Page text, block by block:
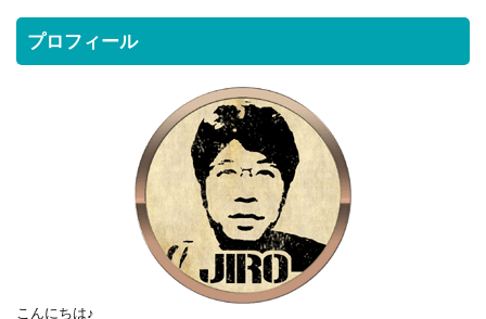
プロフィール
こんにちは♪